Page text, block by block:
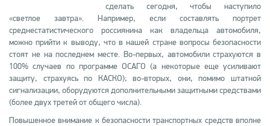
сделать сегодня, чтобы наступило
«светлое завтра». Например, если составлять портрет
среднестатистического россиянина как владельца автомобиля,
можно прийти к выводу, что в нашей стране вопросы безопасности
стоят не на последнем месте. Во-первых, автомобили страхуются в
100% случаев по программе ОСАГО (а некоторые еще усиливают
защиту, страхуясь по КАСКО); во-вторых, они, помимо штатной
сигнализации, оборудуются дополнительными защитными средствами
(более двух третей от общего числа).
Повышенное внимание к безопасности транспортных средств вполне